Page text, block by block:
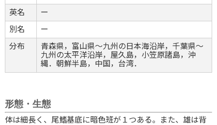
英名 ー
別名 ー
分布
青森県，富山県～九州の日本海沿岸，千葉県～
九州の太平洋沿岸，屋久島，小笠原諸島，沖
縄．朝鮮半島，中国，台湾．
形態・生態
体は細長く、尾鰭基底に暗色班が１つある。また、雄は背